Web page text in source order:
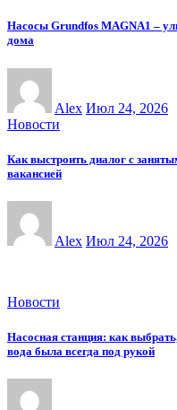
Насосы Grundfos MAGNA1 –
дома
Alex Июл 24, 2026
Новости
Как выстроить диалог с
вакансией
Alex Июл 24, 2026
Новости
Насосная станция: как
вода была всегда под рукой